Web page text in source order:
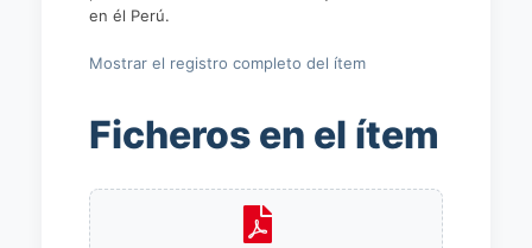
en él Perú.
Mostrar el registro completo del ítem
Ficheros en el ítem